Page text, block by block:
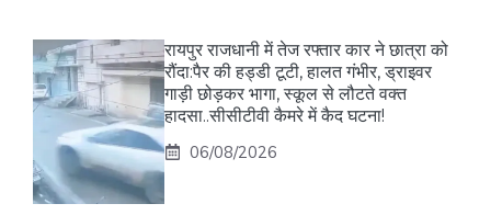
रायपुर राजधानी में तेज रफ्तार कार ने छात्रा को
रौंदा:पैर की हड्डी टूटी, हालत गंभीर, ड्राइवर
गाड़ी छोड़कर भागा, स्कूल से लौटते वक्त
हादसा..सीसीटीवी कैमरे में कैद घटना!
06/08/2026